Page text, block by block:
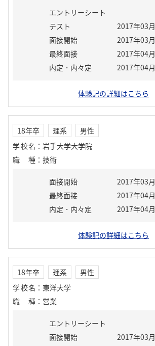
エントリーシート
テスト
2017年03月
面接開始
2017年03月
最終面接
2017年04月
内定・内々定
2017年04月
体験記の詳細はこちら
18年卒 理系
男性
学校名 ： 岩手大学大学院
職種 ： 技術
面接開始
2017年03月
最終面接
2017年04月
内定・内々定
2017年04月
体験記の詳細はこちら
18年卒 理系
男性
学校名 ： 東洋大学
職種 ： 営業
エントリーシート
面接開始
2017年03月